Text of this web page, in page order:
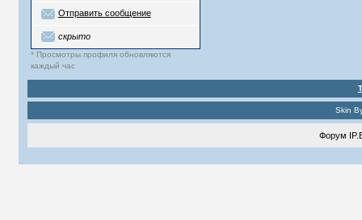
Отправить сообщение
скрыто
* Просмотры профиля обновляются
каждый час
Skin
Форум